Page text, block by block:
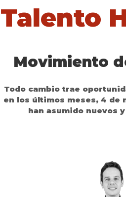
Talento
Movimiento
Todo cambio trae
en los últimos meses, 4 de
han asumido nuevos